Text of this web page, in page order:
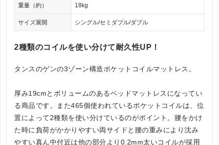
重量（約） 18kg
サイズ展開 シングル/セミダブル/ダブル
2種類のコイルを使い分けて耐久性UP！
タンスのゲンの3ゾーン構造ポケットコイルマットレス。
厚み19cmとボリュームのあるベッドマットレスになってい
る商品です。また465個使われているポケットコイルは、位
置によって2種類を使い分けているのがポイント。腰をかけ
た時に負荷がかかりやすい両サイドと腰の重みにより沈み
やすい真ん中付近は他の部分より0.2mm太いコイルが採用